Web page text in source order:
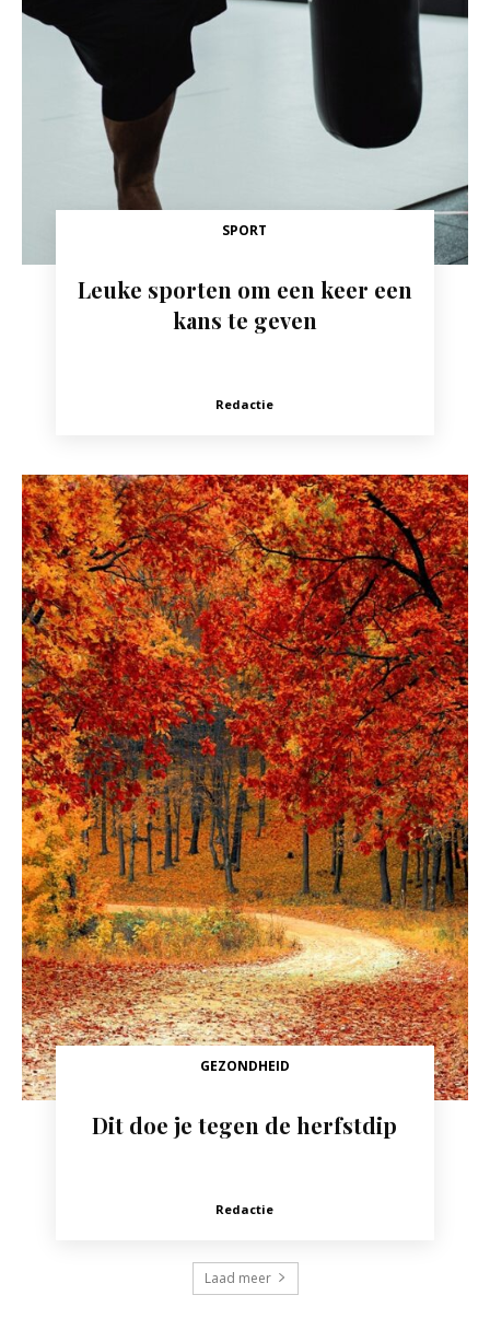
SPORT
Leuke sporten om een keer een
kans te geven
Redactie
GEZONDHEID
Dit doe je tegen de herfstdip
Redactie
Laad meer